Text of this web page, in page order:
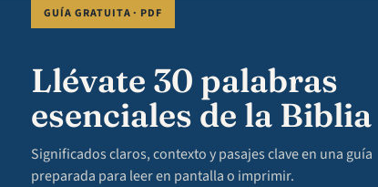
GUÍA GRATUITA · PDF
Llévate 30 palabras
esenciales de la Biblia
Significados claros, contexto y pasajes clave en una guía
preparada para leer en pantalla o imprimir.